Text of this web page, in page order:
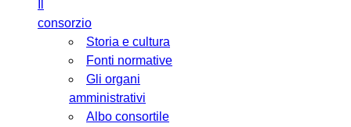
consorzio
Storia e cultura
Fonti normative
Gli organi
amministrativi
Albo consortile